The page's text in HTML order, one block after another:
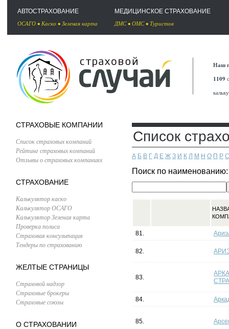
АВТОСТРАХОВАНИЕ
ОСАГО • Каско • Зеленая карта
МЕДИЦИНСКОЕ СТРАХОВАНИЕ
ДМС• ОМС• Туристов
Наш
1109
СТРАХОВЫЕ КОМПАНИИ
Список страховых компаний
Рейтинг страховых компаний
Отзывы о страховых компаниях
СТРАХОВАНИЕ
Калькулятор каско
Калькулятор ОСАГО
Калькулятор Зеленая карта
Проверка полиса
Страховая консультация
Тендеры по страхованию
ЖЕЛТЫЕ СТРАНИЦЫ
Страховой надзор
Страховые брокеры
Страховые союзы
О СТРАХОВАНИИ
Список
А Б В Г Д Е Ж З И К Л М Н О П Р С
Поиск по
81.
82.
83.
84.
85.